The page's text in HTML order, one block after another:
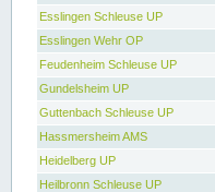
Esslingen Schleuse UP
Esslingen Wehr OP
Feudenheim Schleuse UP
Gundelsheim UP
Guttenbach Schleuse UP
Hassmersheim AMS
Heidelberg UP
Heilbronn Schleuse UP